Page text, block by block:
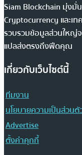
Siam Blockchain มุ่งมั่
Cryptocurrency และเท
รวบรวมข้อมูลส่วนใหญ่จ
แปลส่งตรงถึงฟีดคุณ
เกี่ยวกับเว็บไซต์นี้
ทีมงาน
นโยบายความเป็นส่วนตั
Advertise
ตั้งค่าคุกกี้